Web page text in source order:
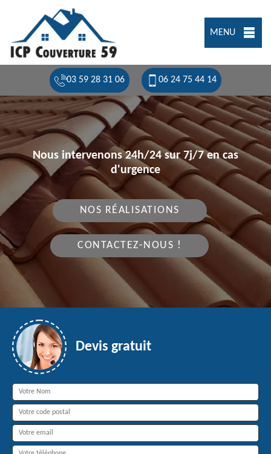
MENU
03 59 28 31 06 06 24 75 44 14
Nous intervenons 24h/24 sur 7j/7 en cas
d'urgence
NOS RÉALISATIONS
CONTACTEZ-NOUS !
Devis gratuit